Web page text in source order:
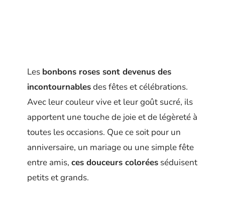
Les bonbons roses sont devenus des
incontournablesdes fêtes et célébrations.
Avec leur couleur vive et leur goût sucré, ils
apportent une touche de joie et de légèreté à
toutes les occasions. Que ce soit pour un
anniversaire, un mariage ou une simple fête
entre amis, ces douceurs colorées séduisent
petits et grands.